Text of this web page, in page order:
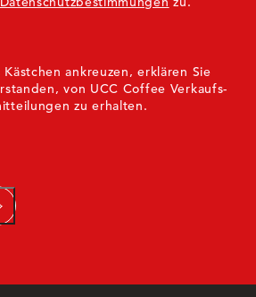
Kästchen ankreuzen, erklären Sie
von UCC Coffee Verkaufs-
zu erhalten.